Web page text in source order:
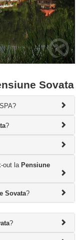
Sovata
?
out la Pensiune
Sovata?
?